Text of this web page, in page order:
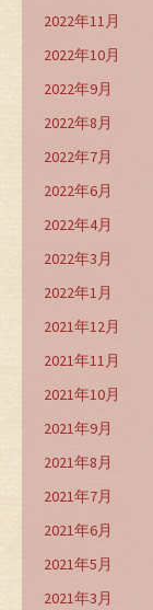
2022年11月
2022年10月
2022年9月
2022年8月
2022年7月
2022年6月
2022年4月
2022年3月
2022年1月
2021年12月
2021年11月
2021年10月
2021年9月
2021年8月
2021年7月
2021年6月
2021年5月
2021年3月